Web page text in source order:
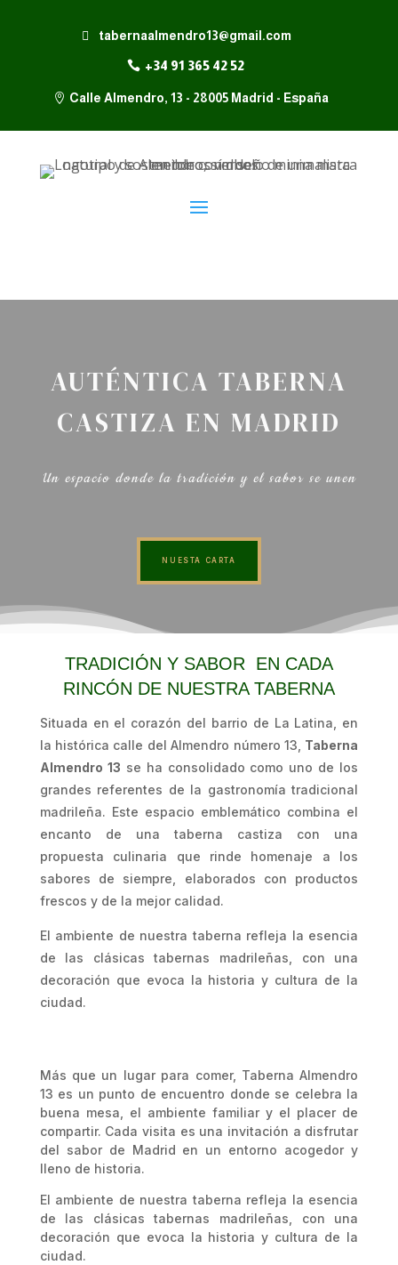
tabernaalmendro13@gmail.com
+34 91 365 42 52
Calle Almendro, 13 - 28005 Madrid - España
AUTÉNTICA TABERNA
CASTIZA EN MADRID
Un espacio donde la tradición y el sabor se unen
NUESTA CARTA
TRADICIÓN Y SABOR EN CADA
RINCÓN DE NUESTRA TABERNA
Situada en el corazón del barrio de La Latina, en
la histórica calle del Almendro número 13, Taberna
Almendro 13 se ha consolidado como uno de los
grandes referentes de la gastronomía tradicional
madrileña. Este espacio emblemático combina el
encanto de una taberna castiza con una
propuesta culinaria que rinde homenaje a los
sabores de siempre, elaborados con productos
frescos y de la mejor calidad.
El ambiente de nuestra taberna refleja la esencia
de las clásicas tabernas madrileñas, con una
decoración que evoca la historia y cultura de la
ciudad.
Más que un lugar para comer, Taberna Almendro
13 es un punto de encuentro donde se celebra la
buena mesa, el ambiente familiar y el placer de
compartir. Cada visita es una invitación a disfrutar
del sabor de Madrid en un entorno acogedor y
lleno de historia.
El ambiente de nuestra taberna refleja la esencia
de las clásicas tabernas madrileñas, con una
decoración que evoca la historia y cultura de la
ciudad.